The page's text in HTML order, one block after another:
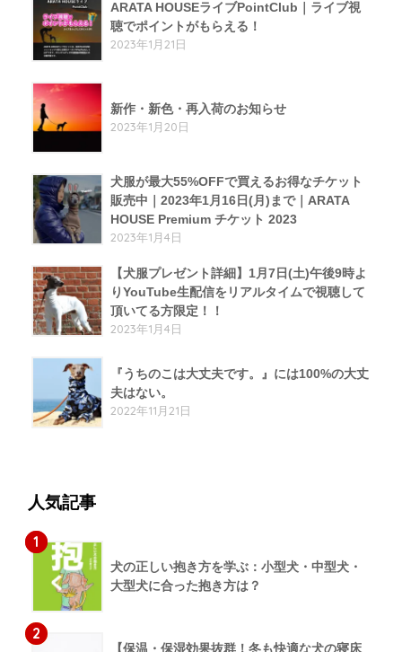
ARATA HOUSEライブPointClub｜ライブ視
聴でポイントがもらえる！
2023年1月21日
新作・新色・再入荷のお知らせ
2023年1月20日
犬服が最大55%OFFで買えるお得なチケット
販売中｜2023年1月16日(月)まで｜ARATA
HOUSE Premium チケット 2023
2023年1月4日
【犬服プレゼント詳細】1月7日(土)午後9時よ
りYouTube生配信をリアルタイムで視聴して
頂いてる方限定！！
2023年1月4日
『うちのこは大丈夫です。』には100%の大丈
夫はない。
2022年11月21日
人気記事
1
犬の正しい抱き方を学ぶ：小型犬・中型犬・
大型犬に合った抱き方は？
2
【保温・保湿効果抜群！冬も快適な犬の寝床